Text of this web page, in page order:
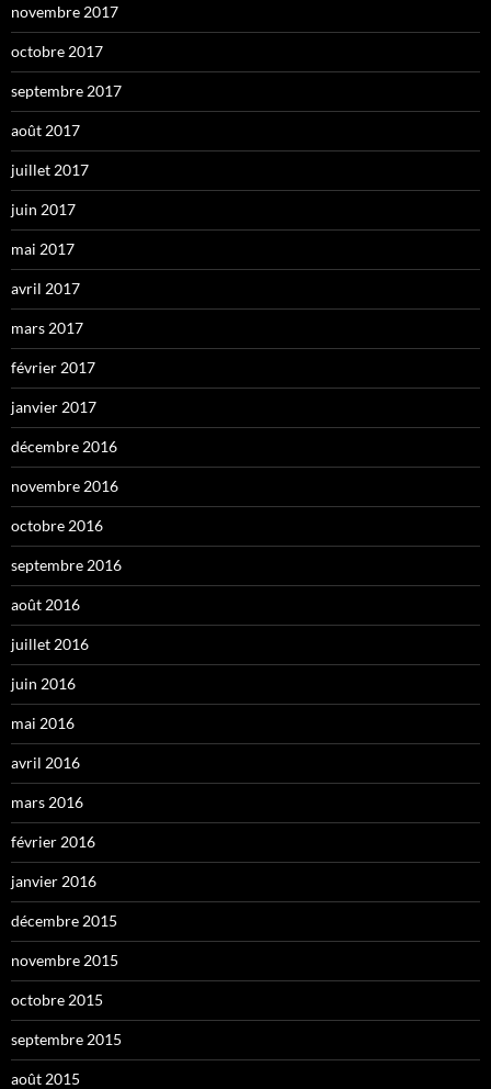
novembre 2017
octobre 2017
septembre 2017
août 2017
juillet 2017
juin 2017
mai 2017
avril 2017
mars 2017
février 2017
janvier 2017
décembre 2016
novembre 2016
octobre 2016
septembre 2016
août 2016
juillet 2016
juin 2016
mai 2016
avril 2016
mars 2016
février 2016
janvier 2016
décembre 2015
novembre 2015
octobre 2015
septembre 2015
août 2015